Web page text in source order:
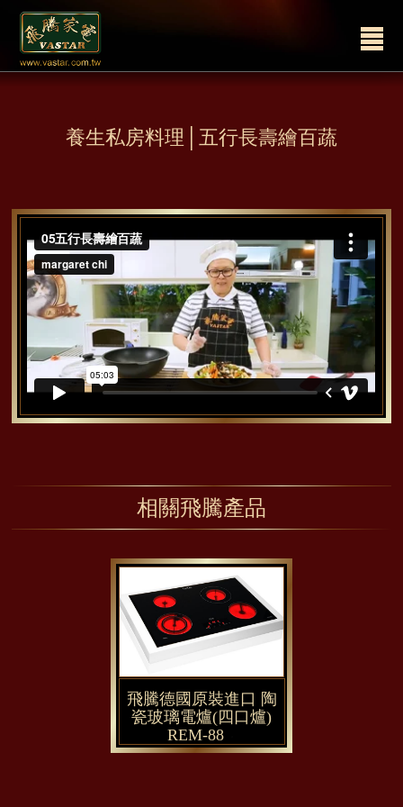
養生私房料理│五行長壽繪百蔬
相關飛騰產品
飛騰德國原裝進口 陶
瓷玻璃電爐(四口爐)
REM-88